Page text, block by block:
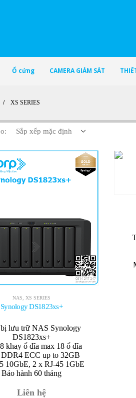
Ổ cứng CAMERA GIÁM SÁT
XS SERIES
NAS XS SERIES
Synology DS1823xs+
lưu trữ NAS Synology
DS1823xs+
khay ổ đĩa max 18 ổ đĩa
ECC up to 32GB
10GbE, 2 x RJ-45 1GbE
Bảo hành 60 tháng
Liên hệ